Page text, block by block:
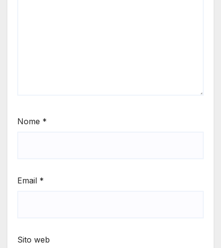
Nome *
Email *
Sito web